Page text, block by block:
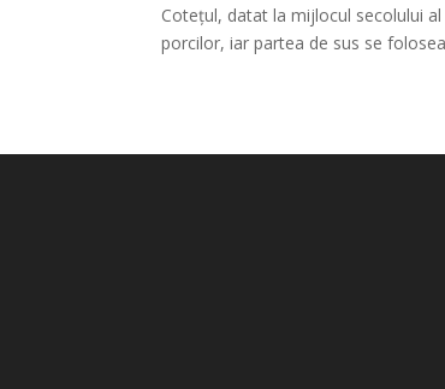
Cotețul, datat la mijlocul secolului
porcilor, iar partea de sus se